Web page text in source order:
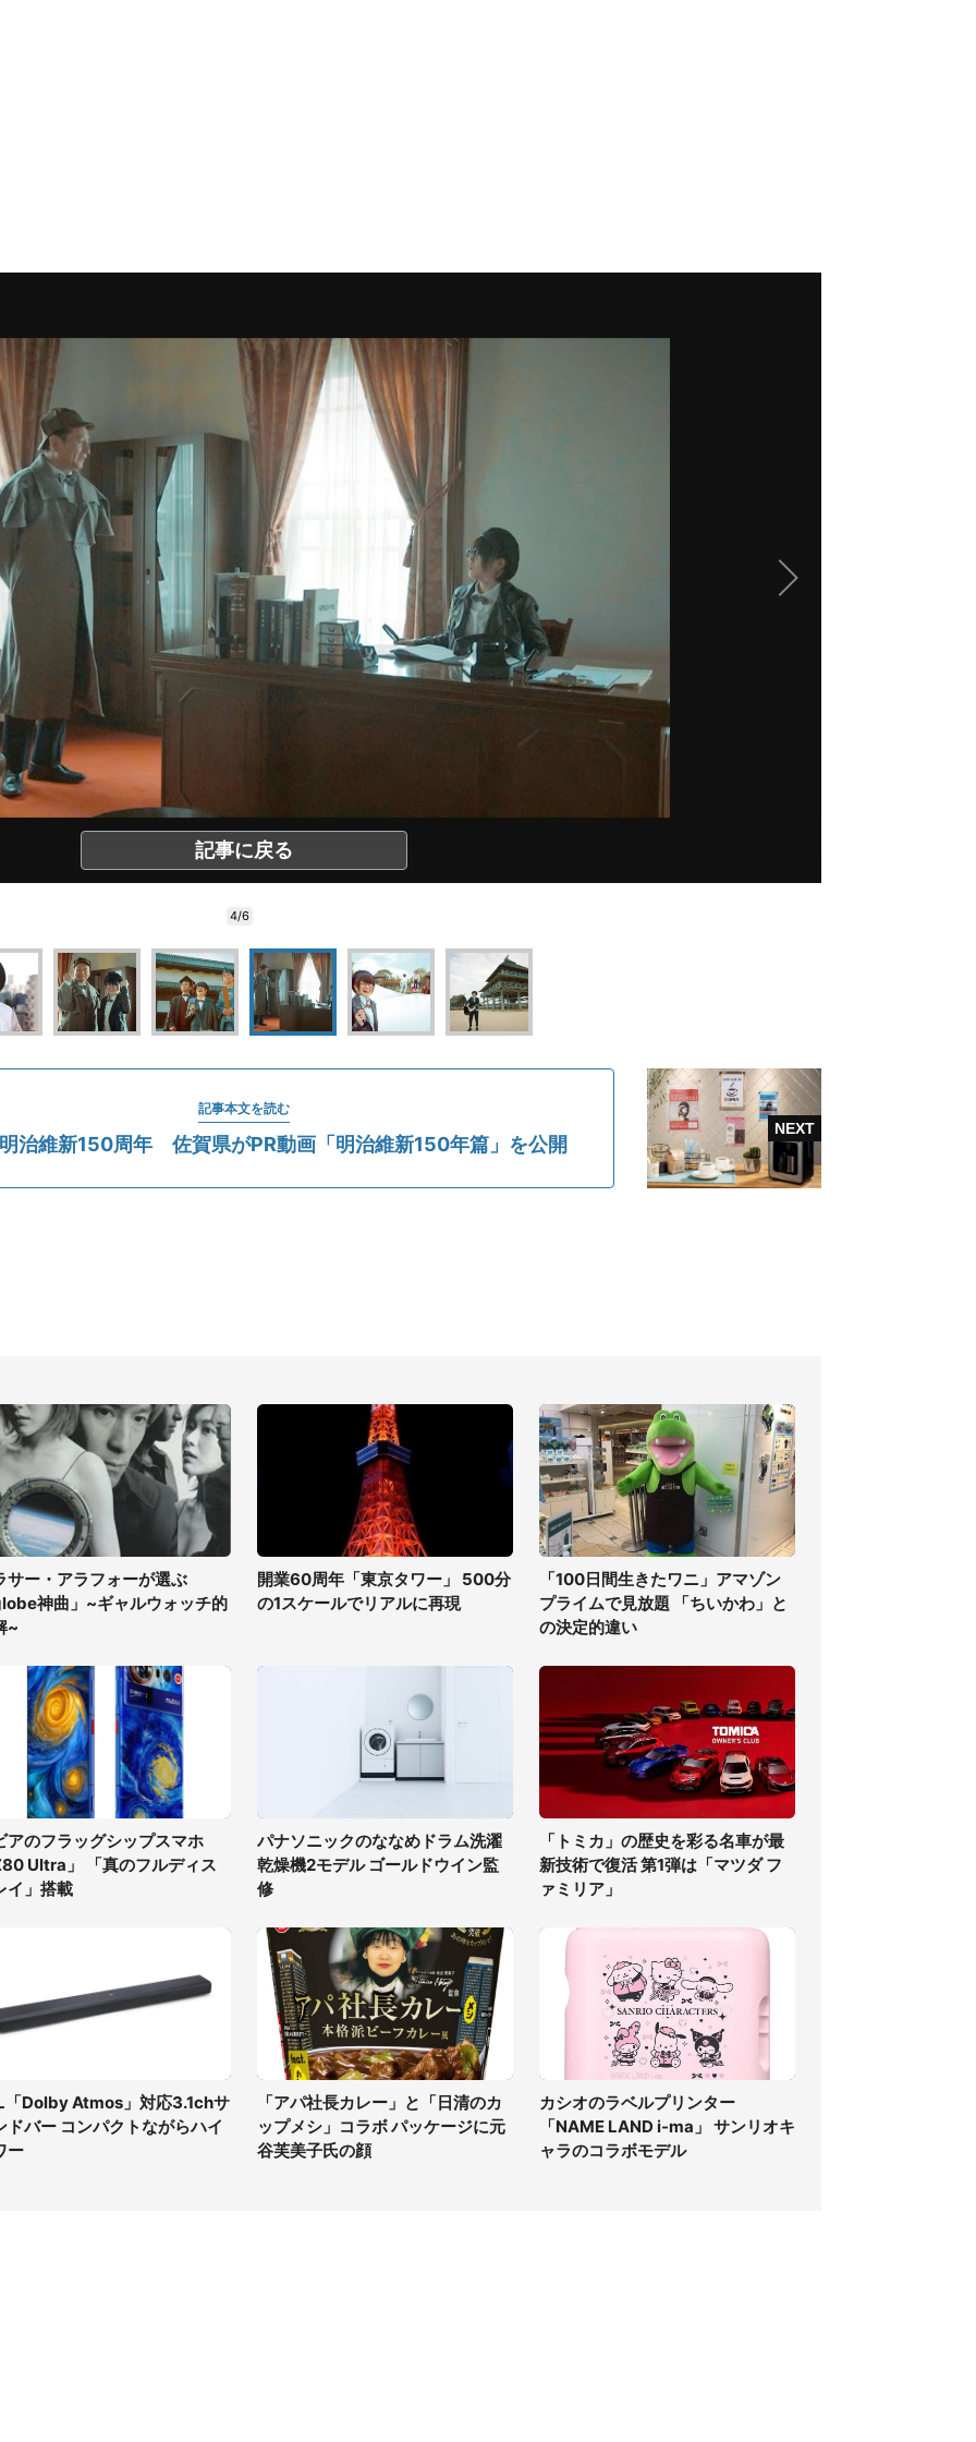
記事に戻る
4/6
記事本文を読む
治維新150周年 佐賀県がPR動画「明治維新150年篇」を公開
サー・アラフォーが選ぶ
神曲」~ギャルウォッチ的
~
開業60周年「東京タワー」 500分
の1スケールでリアルに再現
「100日間生きたワニ」アマゾン
プライムで見放題 「ちいかわ」と
の決定的違い
アのフラッグシップスマホ
Ultra」 「真のフルディス
イ」搭載
パナソニックのななめドラム洗濯
乾燥機2モデル ゴールドウイン監
修
「トミカ」の歴史を彩る名車が最
新技術で復活 第1弾は「マツダ フ
ァミリア」
「Dolby Atmos」対応3.1chサ
ドバー コンパクトながらハイ
ー
「アパ社長カレー」と「日清のカ
ップメシ」コラボ パッケージに元
谷芙美子氏の顔
カシオのラベルプリンター
「NAME LAND i-ma」 サンリオキ
ャラのコラボモデル